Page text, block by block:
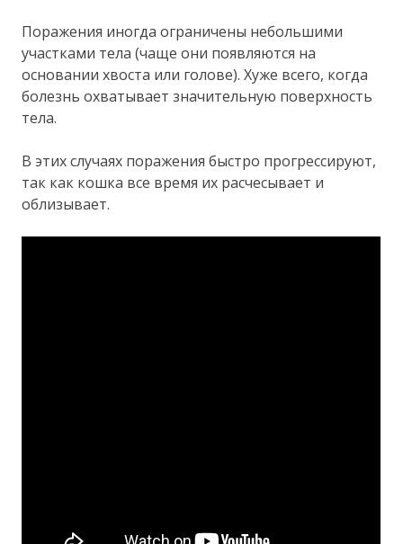
Поражения иногда ограничены небольшими
участками тела (чаще они появляются на
основании хвоста или голове). Хуже всего, когда
болезнь охватывает значительную поверхность
тела.
В этих случаях поражения быстро прогрессируют,
так как кошка все время их расчесывает и
облизывает.